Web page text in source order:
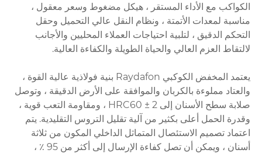
الكواكب مع الأداء المستقر ، هيكل مضغوط وسعر معقول ،
مناسبة لمعدات الأتمتة ، ونظام النقل عالي التحميل وحقل
التحكم الدقيق ، لتلبية احتياجات العملاء المحليين والأجانب
لالتقاط العزم العالي والحياة الطويلة والكفاءة العالية.
يعتمد المخفض الكوكبي Raydafon بنية فولاذية عالية القوة ،
والعتاد مملوءة بالكربان والموافقة على الأرض الدقيقة ، وتوصل
صلابة سطح الأسنان إلى HRC60 ± 2 ، ومقاومة التعب قوية ،
وقدرة الحمل أعلى بكثير من آلية تقليل التروس التقليدية. يتم
اعتماد تصميم الاستئصال المتماثل الداخلي المكون من ثلاثة
أسنان ، ويمكن أن تصل كفاءة الإرسال إلى أكثر من 95 ٪ ،